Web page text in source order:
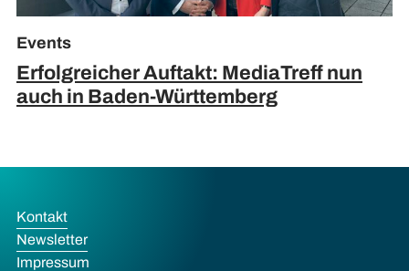
Events
Erfolgreicher Auftakt: MediaTreff nun
auch in Baden-Württemberg
Kontakt
Newsletter
Impressum